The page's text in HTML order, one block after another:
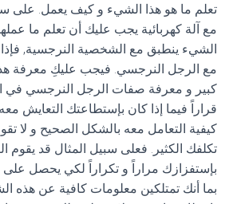
تعلم ما هو هذا الشيء و كيف يعمل. على
مع آلة كهربائية يجب عليك أن تعلم ما
الشيء ينطبق مع الشخصية النرجسية,
مع الرجل النرجسي. فيجب عليكِ معرفة
كبير و معرفة صفات الرجل النرجسي في
قراراً فيما إذا كان بإستطاعتك التعايش
كيفية التعامل معه بالشكل الصحيح و لا
تكلفك الكثير. فعلى سبيل المثال قد يقوم
بإستفزازك مراراً و تكراراً لكي يحصل على
بما أنك تمتلكين معلومات كافية عن هذه